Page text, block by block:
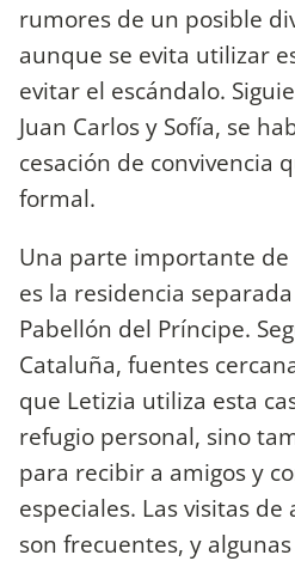
rumores de un posible
aunque se evita utilizar
evitar el escándalo.
Juan Carlos y Sofía, se
cesación de convivencia
formal.
Una parte importante
es la residencia
Pabellón del Príncipe.
Cataluña, fuentes
que Letizia utiliza esta
refugio personal, sino
para recibir a amigos y
especiales. Las visitas
son frecuentes, y